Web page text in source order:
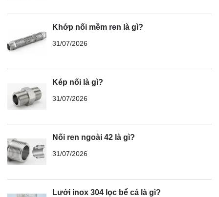
Khớp nối mềm ren là gì?
31/07/2026
Kép nối là gì?
31/07/2026
Nối ren ngoài 42 là gì?
31/07/2026
Lưới inox 304 lọc bể cá là gì?